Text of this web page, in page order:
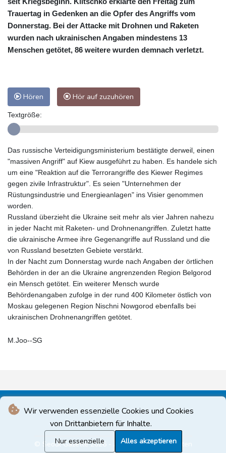
Wir verwenden essenzielle Cookies und Cookies
von Drittanbietern für Inhalte.
Nur essenzielle Alles akzeptieren
Trauertag in Gedenken an die Opfer des Angriffs vom
Donnerstag. Bei der Attacke mit Drohnen und Raketen
wurden nach ukrainischen Angaben mindestens 13
Menschen getötet, 86 weitere wurden demnach verletzt.
Hören Hör auf zuzuhören
Textgröße:
Das russische Verteidigungsministerium bestätigte derweil, einen
"massiven Angriff" auf Kiew ausgeführt zu haben. Es handele sich
um eine "Reaktion auf die Terrorangriffe des Kiewer Regimes
gegen zivile Infrastruktur". Es seien "Unternehmen der
Rüstungsindustrie und Energieanlagen" ins Visier genommen
worden.
Russland überzieht die Ukraine seit mehr als vier Jahren nahezu
in jeder Nacht mit Raketen- und Drohnenangriffen. Zuletzt hatte
die ukrainische Armee ihre Gegenangriffe auf Russland und die
von Russland besetzten Gebiete verstärkt.
In der Nacht zum Donnerstag wurde nach Angaben der örtlichen
Behörden in der an die Ukraine angrenzenden Region Belgorod
ein Mensch getötet. Ein weiterer Mensch wurde
Behördenangaben zufolge in der rund 400 Kilometer östlich von
Moskau gelegenen Region Nischni Nowgorod ebenfalls bei
ukrainischen Drohnenangriffen getötet.
M.Joo--SG
© Seoul Gazette 2026 - Alle Rechte vorbehalten